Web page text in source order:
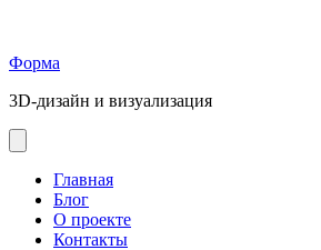
Форма
3D-дизайн и визуализация
Главная
Блог
О проекте
Контакты